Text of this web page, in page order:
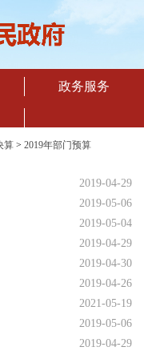
政务服务
算 > 2019年部门预算
2019-04-29
2019-05-06
2019-05-04
2019-04-29
2019-04-30
2019-04-26
2021-05-19
2019-05-06
2019-04-29